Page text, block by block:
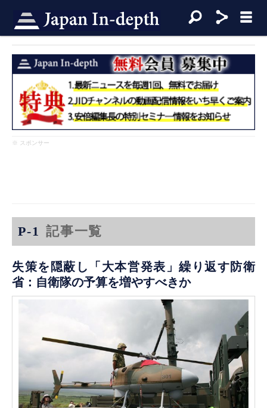
※ スポンサー
P-1 記事一覧
失策を隠蔽し「大本営発表」繰り返す防衛
省：自衛隊の予算を増やすべきか